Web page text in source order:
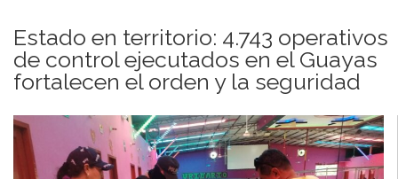
Estado en territorio: 4.743 operativos
de control ejecutados en el Guayas
fortalecen el orden y la seguridad